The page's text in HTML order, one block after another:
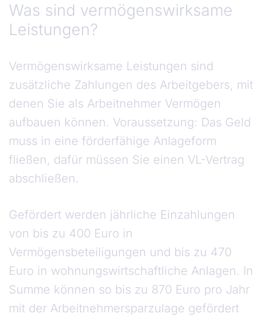
Was sind vermögenswirksame
Leistungen?
Vermögenswirksame Leistungen sind
zusätzliche Zahlungen des Arbeitgebers, mit
denen Sie als Arbeitnehmer Vermögen
aufbauen können. Voraussetzung: Das Geld
muss in eine förderfähige Anlageform
fließen, dafür müssen Sie einen VL-Vertrag
abschließen.
Gefördert werden jährliche Einzahlungen
von bis zu 400 Euro in
Vermögensbeteiligungen und bis zu 470
Euro in wohnungswirtschaftliche Anlagen. In
Summe können so bis zu 870 Euro pro Jahr
mit der Arbeitnehmersparzulage gefördert